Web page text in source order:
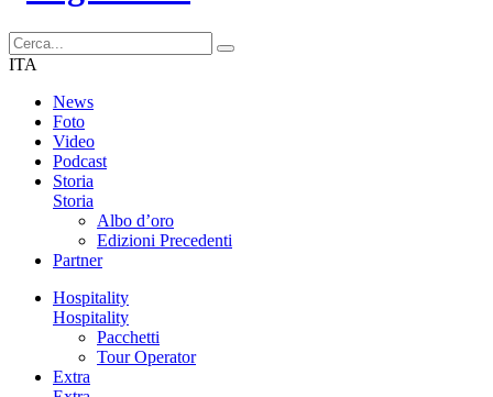
ITA
News
Foto
Video
Podcast
Storia
Storia
Albo d’oro
Edizioni Precedenti
Partner
Hospitality
Hospitality
Pacchetti
Tour Operator
Extra